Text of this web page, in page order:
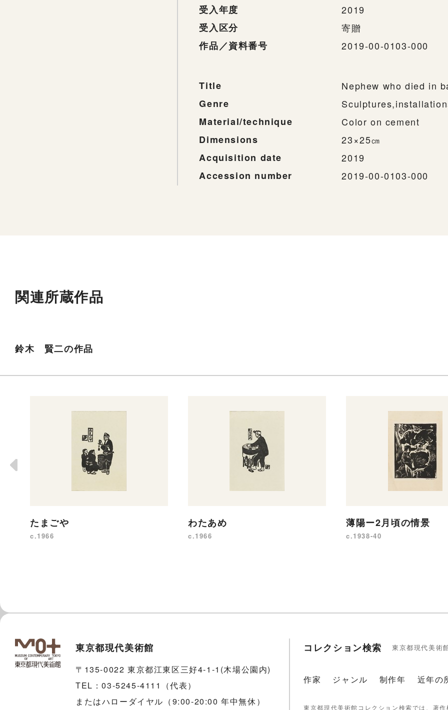
受入年度
2019
受入区分
寄贈
作品／資料番号
2019-00-0103-000
Title
Nephew who died in
Genre
Material/technique
Color on cement
Dimensions
23×25㎝
Acquisition date
2019
Accession number
2019-00-0103-000
関連所蔵作品
鈴木 賢二の作品
たまごや
c.1966
わたあめ
c.1966
薄陽ー2月頃の情景
c.1938-40
東京都現代美術館
〒135-0022 東京都江東区三好4-1-1(木場公園内)
TEL：03-5245-4111（代表）
またはハローダイヤル（9:00-20:00 年中無休）
コレクション検索 東京都現代美術
作家 ジャンル 制作年 近年の
東京都現代美術館コレクション検索では、著